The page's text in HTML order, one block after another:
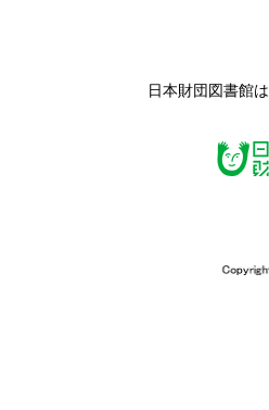
日本財団図書館